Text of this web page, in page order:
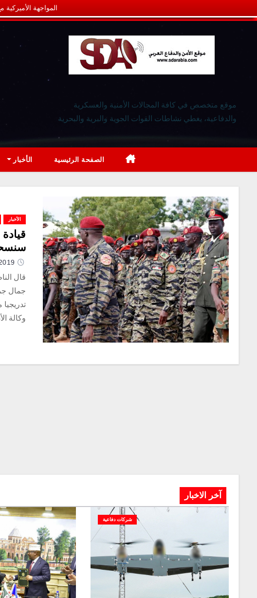
المواجهة
موقع متخصص في كافة المجالات الأمنية والعسكرية
والدفاعية، يغطي نشاطات القوات الجوية والبرية والبحرية
الصفحة الرئيسية الأخبار
الأخبار
قال
جمال
وكالة
آخر الاخبار
شركات دفاعية